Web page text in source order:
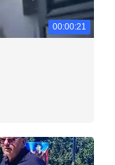
00:00:21